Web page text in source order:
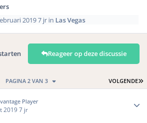
20197 jr in Las Vegas
Reageer op deze discussie
VOLGENDE
PAGINA 2 VAN 3
Player
20197 jr